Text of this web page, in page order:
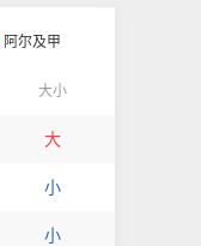
阿尔及甲
大小
大
小
小